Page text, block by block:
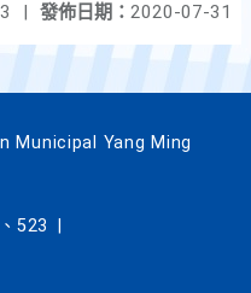
發佈日期： 2020-07-31
|
Municipal Yang Ming
523